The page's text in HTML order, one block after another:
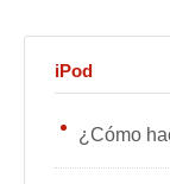
iPod
¿Cómo